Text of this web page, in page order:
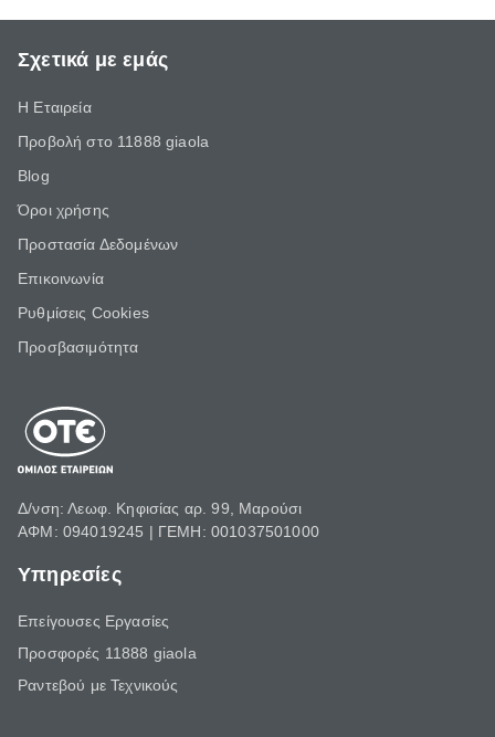
Σχετικά με εμάς
Η Εταιρεία
Προβολή στο 11888 giaola
Blog
Όροι χρήσης
Προστασία Δεδομένων
Επικοινωνία
Ρυθμίσεις Cookies
Προσβασιμότητα
Δ/νση: Λεωφ. Κηφισίας αρ. 99, Μαρούσι
ΑΦΜ: 094019245 | ΓΕΜΗ: 001037501000
Υπηρεσίες
Επείγουσες Εργασίες
Προσφορές 11888 giaola
Ραντεβού με Τεχνικούς